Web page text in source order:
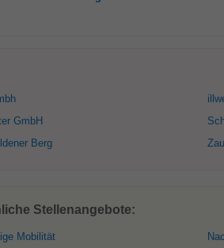
GmbH
Berg
Stellenangebote:
Mobilität